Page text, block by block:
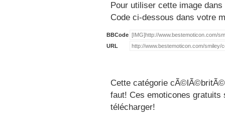
Pour utiliser cette image
Code ci-dessous dans votre
BBCode
URL
Cette catégorie
faut! Ces emoticones
télécharger!